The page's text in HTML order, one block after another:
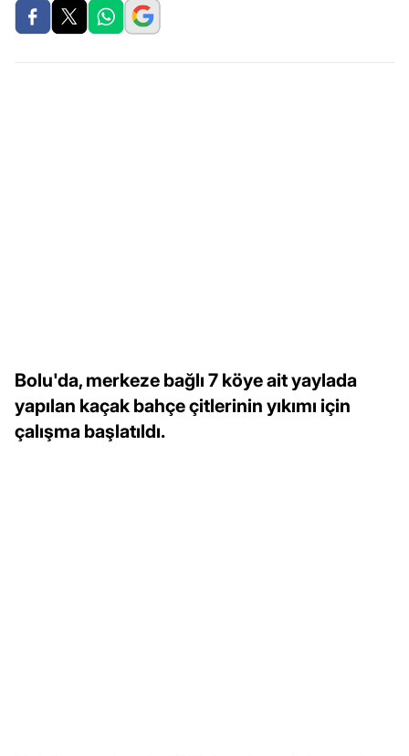
Bolu'da, merkeze bağlı 7 köye ait yaylada
yapılan kaçak bahçe çitlerinin yıkımı için
çalışma başlatıldı.